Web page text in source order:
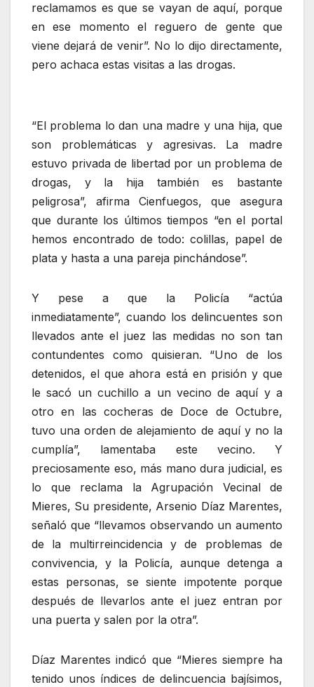
reclamamos es que se vayan de aquí, porque
en ese momento el reguero de gente que
viene dejará de venir”. No lo dijo directamente,
pero achaca estas visitas a las drogas.
“El problema lo dan una madre y una hija, que
son problemáticas y agresivas. La madre
estuvo privada de libertad por un problema de
drogas, y la hija también es bastante
peligrosa”, afirma Cienfuegos, que asegura
que durante los últimos tiempos “en el portal
hemos encontrado de todo: colillas, papel de
plata y hasta a una pareja pinchándose”.
Y pese a que la Policía “actúa
inmediatamente”, cuando los delincuentes son
llevados ante el juez las medidas no son tan
contundentes como quisieran. “Uno de los
detenidos, el que ahora está en prisión y que
le sacó un cuchillo a un vecino de aquí y a
otro en las cocheras de Doce de Octubre,
tuvo una orden de alejamiento de aquí y no la
cumplía”, lamentaba este vecino. Y
preciosamente eso, más mano dura judicial, es
lo que reclama la Agrupación Vecinal de
Mieres, Su presidente, Arsenio Díaz Marentes,
señaló que “llevamos observando un aumento
de la multirreincidencia y de problemas de
convivencia, y la Policía, aunque detenga a
estas personas, se siente impotente porque
después de llevarlos ante el juez entran por
una puerta y salen por la otra”.
Díaz Marentes indicó que “Mieres siempre ha
tenido unos índices de delincuencia bajísimos,